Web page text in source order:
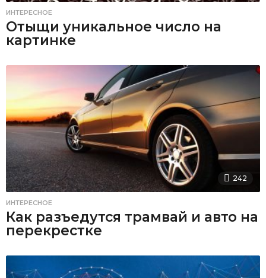
ИНТЕРЕСНОЕ
Отыщи уникальное число на
картинке
242
ИНТЕРЕСНОЕ
Как разъедутся трамвай и авто на
перекрестке